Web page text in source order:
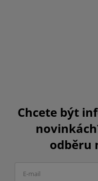
Chcete být
odběru